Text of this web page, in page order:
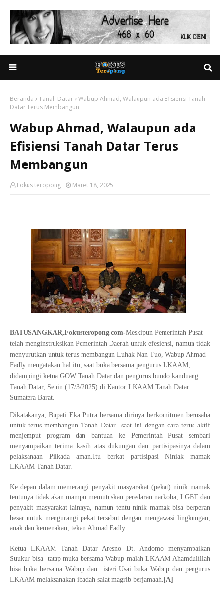
Beranda Tanah Datar Wabup Ahmad, Walaupun ada Efisiensi Tanah
Datar Terus Membangun
Wabup Ahmad, Walaupun ada
Efisiensi Tanah Datar Terus
Membangun
Fokus teropong Maret 18, 2025
BATUSANGKAR,Fokusteropong.com-Meskipun Pemerintah Pusat
telah menginstruksikan Pemerintah Daerah untuk efesiensi, namun tidak
menyurutkan untuk terus membangun Luhak Nan Tuo, Wabup Ahmad
Fadly mengatakan hal itu, saat buka bersama pengurus LKAAM,
didampingi ketua GOW Tanah Datar dan pengurus bundo kanduang
Tanah Datar, Senin (17/3/2025) di Kantor LKAAM Tanah Datar
Sumatera Barat.
Dikatakanya, Bupati Eka Putra bersama dirinya berkomitmen berusaha
untuk terus membangun Tanah Datar saat ini dengan cara terus aktif
menjemput program dan bantuan ke Pemerintah Pusat sembari
menyampaikan terima kasih atas dukungan dan partisipasinya dalam
pelaksanaan Pilkada aman.Itu berkat partisipasi Niniak mamak
LKAAM Tanah Datar.
Ke depan dalam memerangi penyakit masyarakat (pekat) ninik mamak
tentunya tidak akan mampu memutuskan peredaran narkoba, LGBT dan
penyakit masyarakat lainnya, namun tentu ninik mamak bisa berperan
besar untuk mengurangi pekat tersebut dengan mengawasi lingkungan,
anak dan kemenakan, tekan Ahmad Fadly.
Ketua LKAAM Tanah Datar Aresno Dt. Andomo menyampaikan
Suukur bisa tatap muka bersama Wabup malah LKAAM Ahamdulillah
bisa buka bersama Wabup dan isteri.Usai buka Wabup dan pengurus
LKAAM melaksanakan ibadah salat magrib berjamaah. [A]